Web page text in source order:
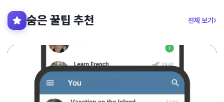
숨은 꿀팁 추천 전체 보기